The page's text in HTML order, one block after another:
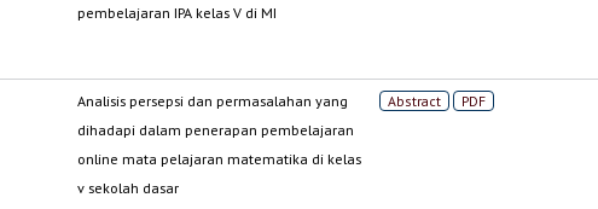
pembelajaran IPA kelas V di MI
Analisis persepsi dan permasalahan yang
dihadapi dalam penerapan pembelajaran
online mata pelajaran matematika di kelas
v sekolah dasar
Abstract PDF